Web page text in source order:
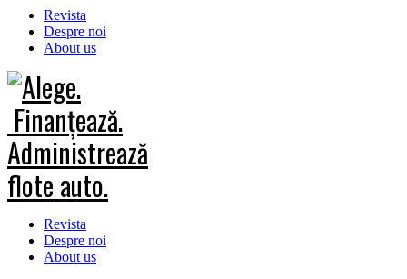
Revista
Despre noi
About us
Revista
Despre noi
About us